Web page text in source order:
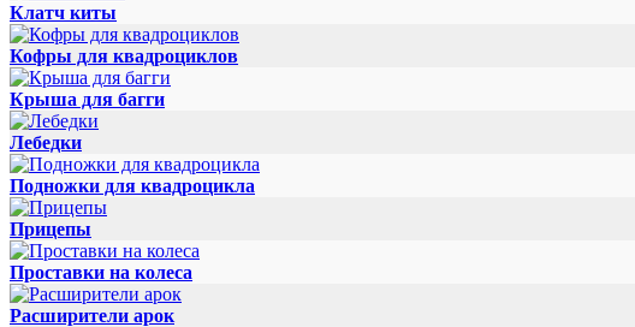
Клатч киты
Кофры для квадроциклов
Крыша для багги
Лебедки
Подножки для квадроцикла
Прицепы
Проставки на колеса
Расширители арок